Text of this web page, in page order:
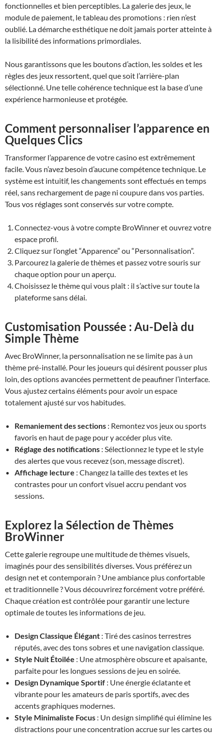
fonctionnelles et bien perceptibles. La galerie des jeux, le
module de paiement, le tableau des promotions : rien n’est
oublié. La démarche esthétique ne doit jamais porter atteinte à
la lisibilité des informations primordiales.
Nous garantissons que les boutons d’action, les soldes et les
règles des jeux ressortent, quel que soit l’arrière-plan
sélectionné. Une telle cohérence technique est la base d’une
expérience harmonieuse et protégée.
Comment personnaliser l’apparence en
Quelques Clics
Transformer l’apparence de votre casino est extrêmement
facile. Vous n’avez besoin d’aucune compétence technique. Le
système est intuitif, les changements sont effectués en temps
réel, sans rechargement de page ni coupure dans vos parties.
Tous vos réglages sont conservés sur votre compte.
Connectez-vous à votre compte BroWinner et ouvrez votre
espace profil.
Cliquez sur l’onglet “Apparence” ou “Personnalisation”.
Parcourez la galerie de thèmes et passez votre souris sur
chaque option pour un aperçu.
Choisissez le thème qui vous plaît : il s’active sur toute la
plateforme sans délai.
Customisation Poussée : Au-Delà du
Simple Thème
Avec BroWinner, la personnalisation ne se limite pas à un
thème pré-installé. Pour les joueurs qui désirent pousser plus
loin, des options avancées permettent de peaufiner l’interface.
Vous ajustez certains éléments pour avoir un espace
totalement ajusté sur vos habitudes.
Remaniement des sections : Remontez vos jeux ou sports
favoris en haut de page pour y accéder plus vite.
Réglage des notifications : Sélectionnez le type et le style
des alertes que vous recevez (son, message discret).
Affichage lecture : Changez la taille des textes et les
contrastes pour un confort visuel accru pendant vos
sessions.
Explorez la Sélection de Thèmes
BroWinner
Cette galerie regroupe une multitude de thèmes visuels,
imaginés pour des sensibilités diverses. Vous préférez un
design net et contemporain ? Une ambiance plus confortable
et traditionnelle ? Vous découvrirez forcément votre préféré.
Chaque création est contrôlée pour garantir une lecture
optimale de toutes les informations de jeu.
Design Classique Élégant : Tiré des casinos terrestres
réputés, avec des tons sobres et une navigation classique.
Style Nuit Étoilée : Une atmosphère obscure et apaisante,
parfaite pour les longues sessions de jeu en soirée.
Design Dynamique Sportif : Une énergie éclatante et
vibrante pour les amateurs de paris sportifs, avec des
accents graphiques modernes.
Style Minimaliste Focus : Un design simplifié qui élimine les
distractions pour une concentration accrue sur les cartes ou